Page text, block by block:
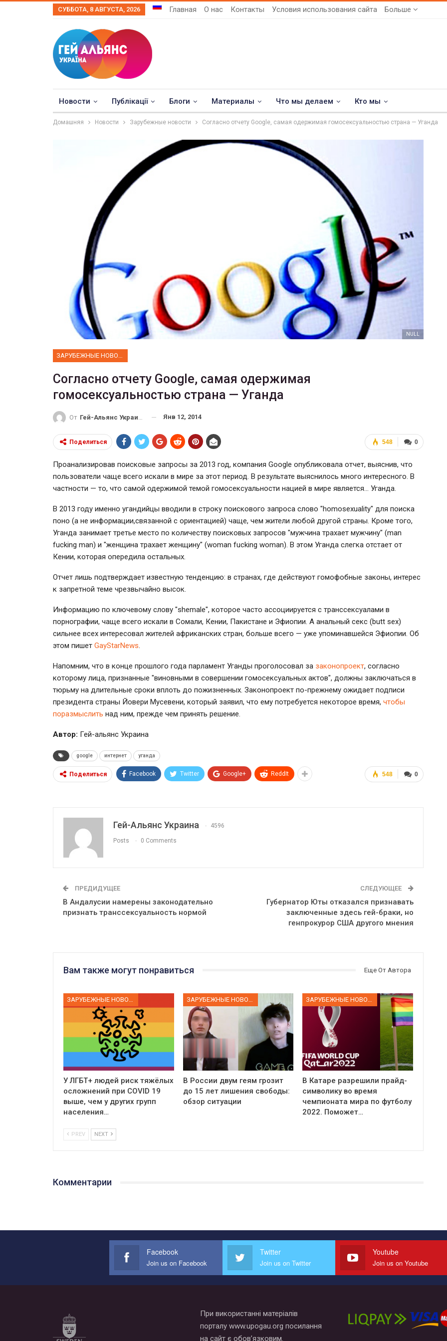
СУББОТА, 8 АВГУСТА, 2026 Главная О нас Контакты Условия использования сайта Больше
Новости Публікації Блоги Материалы Что мы делаем Кто мы
Домашняя Новости Зарубежные новости Согласно отчету Google, самая одержимая гомосексуальностью страна — Уганда
NULL
ЗАРУБЕЖНЫЕ НОВОСТИ
Согласно отчету Google, самая одержимая
гомосексуальностью страна — Уганда
От Гей-Альянс Украина Янв 12, 2014
0
548
Поделиться
Проанализировав поисковые запросы за 2013 год, компания Google опубликовала отчет, выяснив, что
пользователи чаще всего искали в мире за этот период. В результате выяснилось много интересного. В
частности — то, что самой одержимой темой гомосексуальности нацией в мире является… Уганда.
В 2013 году именно угандийцы вводили в строку поискового запроса слово "homosexuality" для поиска
поно (а не информации,связанной с ориентацией) чаще, чем жители любой другой страны. Кроме того,
Уганда занимает третье место по количеству поисковых запросов "мужчина трахает мужчину" (man
fucking man) и "женщина трахает женщину" (woman fucking woman). В этом Уганда слегка отстает от
Кении, которая опередила остальных.
Отчет лишь подтверждает известную тенденцию: в странах, где действуют гомофобные законы, интерес
к запретной теме чрезвычайно высок.
Информацию по ключевому слову "shemale", которое часто ассоциируется с транссексуалами в
порнографии, чаще всего искали в Сомали, Кении, Пакистане и Эфиопии. А анальный секс (butt sex)
сильнее всех интересовал жителей африканских стран, больше всего — уже упоминавшейся Эфиопии. Об
этом пишет GayStarNews
Напомним, что в конце прошлого года парламент Уганды проголосовал за законопроект, согласно
которому лица, признанные "виновными в совершении гомосексуальных актов", должны заключаться в
тюрьму на длительные сроки вплоть до пожизненных. Законопроект по-прежнему ожидает подписи
президента страны Йовери Мусевени, который заявил, что ему потребуется некоторое время, чтобы
поразмыслить над ним, прежде чем принять решение.
Автор: Гей-альянс Украина
google интернет уганда
0
548
Поделиться Facebook Twitter Google+ ReddIt
Гей-Альянс Украина 4596
Posts 0 Comments
ПРЕДИДУЩЕЕ
В Андалусии намерены законодательно
признать транссексуальность нормой
СЛЕДУЮЩЕЕ
Губернатор Юты отказался признавать
заключенные здесь гей-браки, но
генпрокурор США другого мнения
Вам также могут понравиться Еще От Автора
ЗАРУБЕЖНЫЕ НОВОСТИ
У ЛГБТ+ людей риск тяжёлых
осложнений при COVID 19
выше, чем у других групп
населения…
ЗАРУБЕЖНЫЕ НОВОСТИ
В России двум геям грозит
до 15 лет лишения свободы:
обзор ситуации
ЗАРУБЕЖНЫЕ НОВОСТИ
В Катаре разрешили прайд-
символику во время
чемпионата мира по футболу
2022. Поможет…
PREV NEXT
Комментарии
Прайд в Тель-Авиве собрал 200
тысяч участников
ГЕЙ-АЛЬЯНС УКРАИНА Июн 10, 2017 0
ФОТО
Военнослужащие-трансгендеры
ГЕЙ-АЛЬЯНС УКРАИНА Июл 27, 2017
Facebook
Join us on Facebook
Twitter
Join us on Twitter
Youtube
Join us on Youtube
При використанні матеріалів
порталу www.upogau.org посилання
на сайт є обов’язковим.